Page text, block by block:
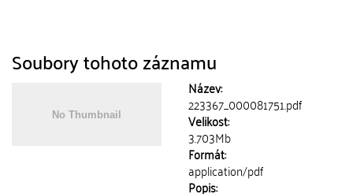
Soubory tohoto záznamu
Název:
223367_000081751.pdf
Velikost:
3.703Mb
Formát:
application/pdf
Popis: